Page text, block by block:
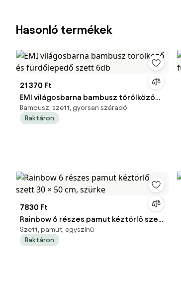
Hasonló termékek
21 370 Ft
EMI világosbarna bambusz törölköző
és fürdőlepedő szett 6db
Bambusz, szett, gyorsan száradó
Raktáron
7830 Ft
Rainbow 6 részes pamut kéztörlő szett
30 × 50 cm, szürke
Szett, pamut, egyszínű
Raktáron